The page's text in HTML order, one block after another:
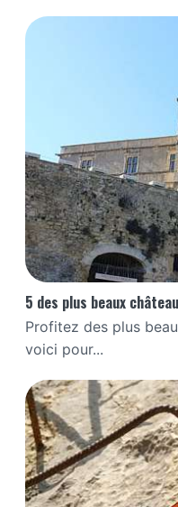
5 des plus beaux
Profitez des plus
voici pour...